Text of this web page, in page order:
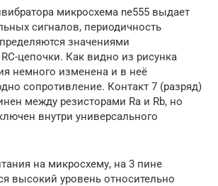
микросхема ne555 выдает
сигналов, периодичность
значениями
цепочки. Как видно из рисунка
немного изменена и в неё
сопротивление. Контакт 7 (разряд)
между резисторами Ra и Rb, но
внутри универсального
на микросхему, на 3 пине
высокий уровень относительно